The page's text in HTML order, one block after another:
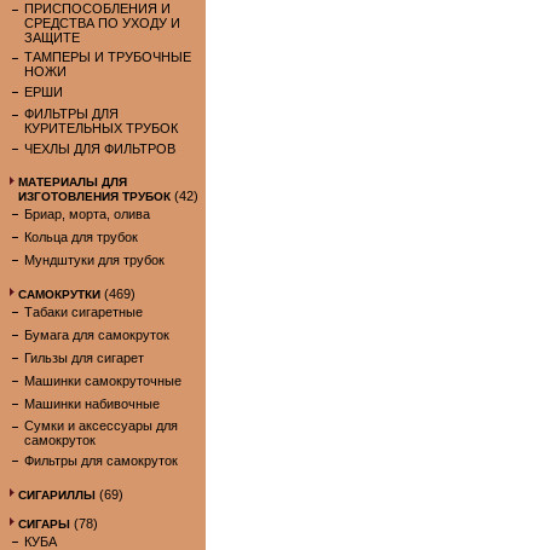
ПРИСПОСОБЛЕНИЯ И
СРЕДСТВА ПО УХОДУ И
ЗАЩИТЕ
ТАМПЕРЫ И ТРУБОЧНЫЕ
НОЖИ
ЕРШИ
ФИЛЬТРЫ ДЛЯ
КУРИТЕЛЬНЫХ ТРУБОК
ЧЕХЛЫ ДЛЯ ФИЛЬТРОВ
МАТЕРИАЛЫ ДЛЯ
ИЗГОТОВЛЕНИЯ ТРУБОК (42)
Бриар, морта, олива
Кольца для трубок
Мундштуки для трубок
САМОКРУТКИ (469)
Табаки сигаретные
Бумага для самокруток
Гильзы для сигарет
Машинки самокруточные
Машинки набивочные
Сумки и аксессуары для
самокруток
Фильтры для самокруток
СИГАРИЛЛЫ (69)
СИГАРЫ (78)
КУБА